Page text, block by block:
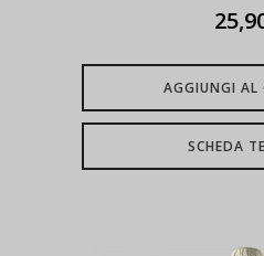
AGGIUNGI AL
SCHEDA